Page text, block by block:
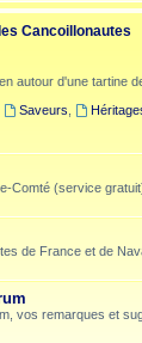
Cancoillonautes
autour d'une tartine
Saveurs
Comté (service
de France et de
vos remarques et